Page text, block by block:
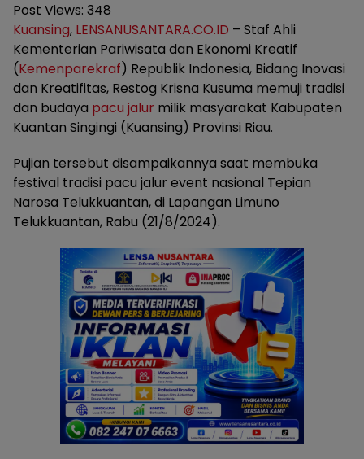
Post Views: 348
Kuansing, LENSANUSANTARA.CO.ID – Staf Ahli
Kementerian Pariwisata dan Ekonomi Kreatif
(Kemenparekraf) Republik Indonesia, Bidang Inovasi
dan Kreatifitas, Restog Krisna Kusuma memuji tradisi
dan budaya pacu jalur milik masyarakat Kabupaten
Kuantan Singingi (Kuansing) Provinsi Riau.
Pujian tersebut disampaikannya saat membuka
festival tradisi pacu jalur event nasional Tepian
Narosa Telukkuantan, di Lapangan Limuno
Telukkuantan, Rabu (21/8/2024).